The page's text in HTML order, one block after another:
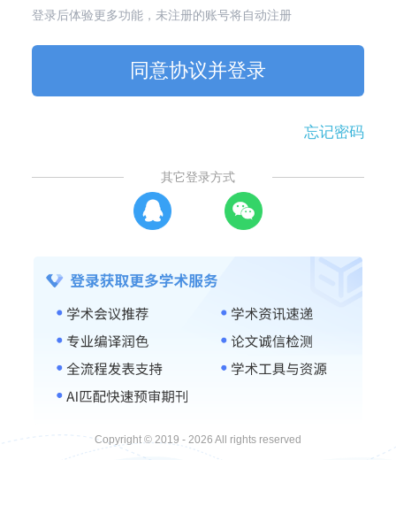
登录后体验更多功能，未注册的账号将自动注册
同意协议并登录
忘记密码
其它登录方式
Copyright © 2019 - 2026 All rights reserved